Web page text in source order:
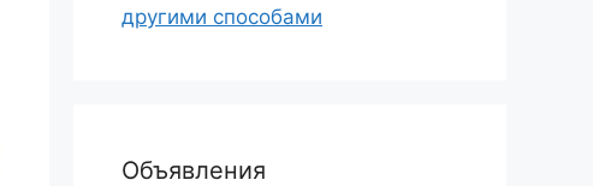
другими способами
Объявления